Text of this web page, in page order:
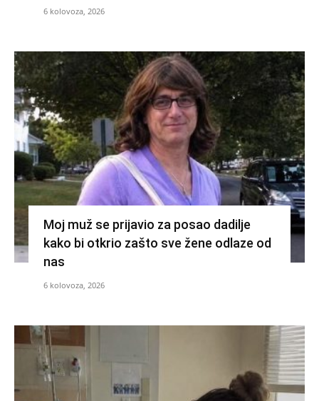
6 kolovoza, 2026
Moj muž se prijavio za posao dadilje
kako bi otkrio zašto sve žene odlaze od
nas
6 kolovoza, 2026